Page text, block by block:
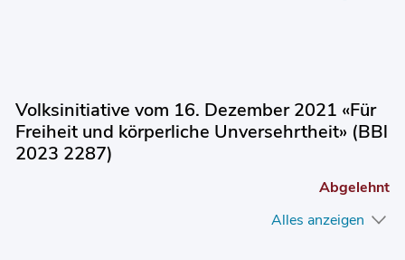
Volksinitiative vom 16. Dezember 2021 «Für
Freiheit und körperliche Unversehrtheit» (BBl
2023 2287)
Abgelehnt
Alles anzeigen